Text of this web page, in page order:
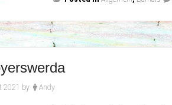
meinen
Papa“
2021 by Andy